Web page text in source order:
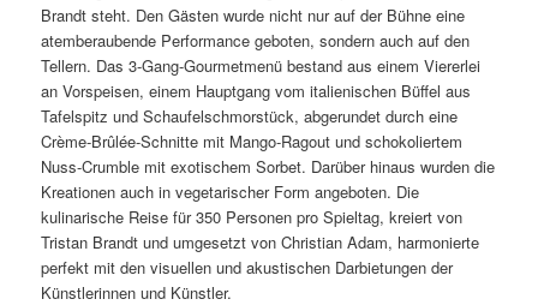
Brandt steht. Den Gästen wurde nicht nur auf der Bühne eine
atemberaubende Performance geboten, sondern auch auf den
Tellern. Das 3-Gang-Gourmetmenü bestand aus einem Viererlei
an Vorspeisen, einem Hauptgang vom italienischen Büffel aus
Tafelspitz und Schaufelschmorstück, abgerundet durch eine
Crème-Brûlée-Schnitte mit Mango-Ragout und schokoliertem
Nuss-Crumble mit exotischem Sorbet. Darüber hinaus wurden die
Kreationen auch in vegetarischer Form angeboten. Die
kulinarische Reise für 350 Personen pro Spieltag, kreiert von
Tristan Brandt und umgesetzt von Christian Adam, harmonierte
perfekt mit den visuellen und akustischen Darbietungen der
Künstlerinnen und Künstler.